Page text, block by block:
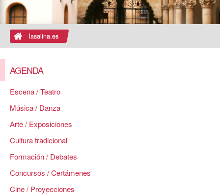
lasalina.es
AGENDA
Escena / Teatro
Música / Danza
Arte / Exposiciones
Cultura tradicional
Formación / Debates
Concursos / Certámenes
Cine / Proyecciones